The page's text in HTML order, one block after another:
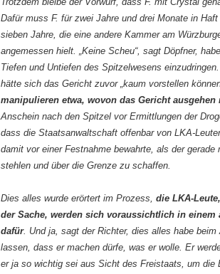
Dafür muss F. für zwei Jahre und drei Monate in
sieben Jahre, die eine andere Kammer am
angemessen hielt. „Keine Scheu“, sagt Döpfner,
Tiefen und Untiefen des Spitzelwesens
hätte sich das Gericht zuvor „kaum vorstellen
manipulieren etwa, wovon das Gericht ausgehen
Anschein nach den Spitzel vor Ermittlungen der
dass die Staatsanwaltschaft offenbar von LKA-
damit vor einer Festnahme bewahrte, als der
stehlen und über die Grenze zu schaffen.
Dies alles wurde erörtert im Prozess, die LKA-
der Sache, werden sich voraussichtlich in einem
dafür. Und ja, sagt der Richter, dies alles habe
lassen, dass er machen dürfe, was er wolle. Er
er ja so wichtig sei aus Sicht des Freistaats, um die